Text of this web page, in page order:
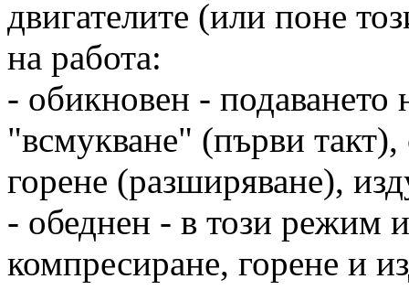
двигателите (или поне
на работа:
- обикновен - подаването
"всмукване" (първи
горене (разширяване),
- обеднен - в този режим
компресиране, горене и